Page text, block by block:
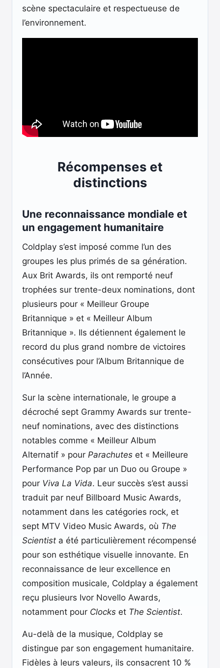
scène spectaculaire et respectueuse de
l’environnement.
Récompenses et
distinctions
Une reconnaissance mondiale et
un engagement humanitaire
Coldplay s’est imposé comme l’un des
groupes les plus primés de sa génération.
Aux Brit Awards, ils ont remporté neuf
trophées sur trente-deux nominations, dont
plusieurs pour « Meilleur Groupe
Britannique » et « Meilleur Album
Britannique ». Ils détiennent également le
record du plus grand nombre de victoires
consécutives pour l’Album Britannique de
l’Année.
Sur la scène internationale, le groupe a
décroché sept Grammy Awards sur trente-
neuf nominations, avec des distinctions
notables comme « Meilleur Album
Alternatif » pour Parachutes et « Meilleure
Performance Pop par un Duo ou Groupe »
pour Viva La Vida. Leur succès s’est aussi
traduit par neuf Billboard Music Awards,
notamment dans les catégories rock, et
sept MTV Video Music Awards, où The
Scientist a été particulièrement récompensé
pour son esthétique visuelle innovante. En
reconnaissance de leur excellence en
composition musicale, Coldplay a également
reçu plusieurs Ivor Novello Awards,
notamment pour Clocks et The Scientist.
Au-delà de la musique, Coldplay se
distingue par son engagement humanitaire.
Fidèles à leurs valeurs, ils consacrent 10 %